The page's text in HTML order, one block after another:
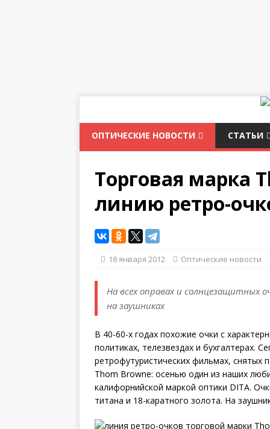
ОПТИЧЕСКИЕ НОВОСТИ СТАТЬИ
Торговая марка
линию ретро-
18 января 2012 Оптические новости
На всех оправах и солнцезащитных
на заушниках
В 40-60-х годах похожие очки с
политиках, телезвездах и бухгалтерах.
ретрофутуристических фильмах, снятых
Thom Browne: осенью один из наших
калифорнийской маркой оптики DITA.
титана и 18-каратного золота. На